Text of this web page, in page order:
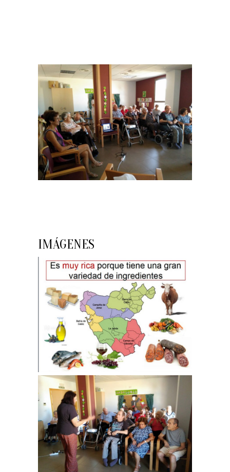
IMÁGENES